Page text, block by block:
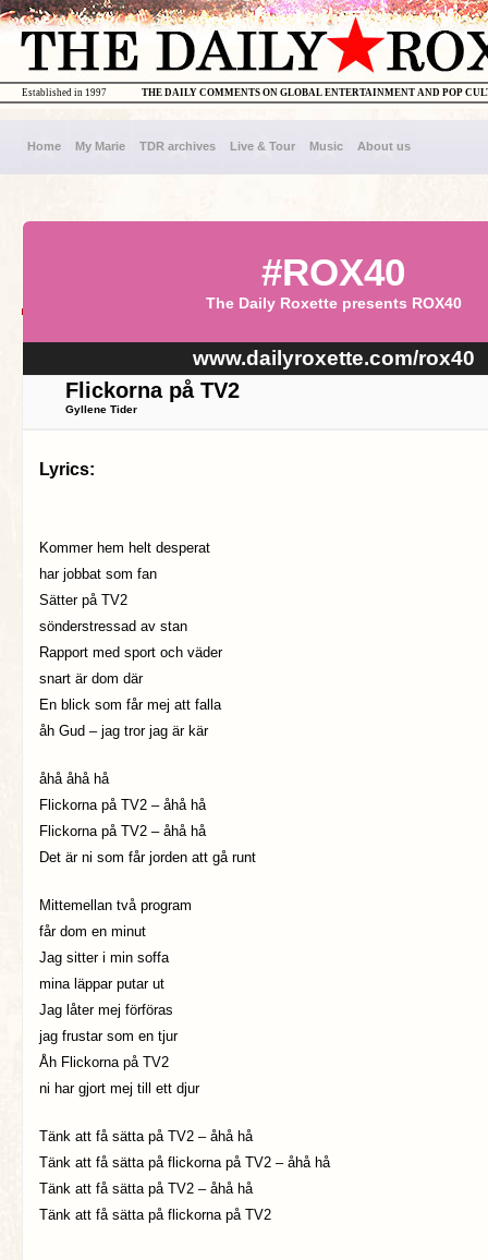
THE DAILY COMMENTS ON GLOBAL ENTERTAINMENT AND POP
Established in 1997
Home My Marie TDR archives Live & Tour Music About us
#ROX40
The Daily Roxette presents ROX40
www.dailyroxette.com/rox40
Flickorna på TV2
Gyllene Tider
Lyrics:
Kommer hem helt desperat
har jobbat som fan
Sätter på TV2
sönderstressad av stan
Rapport med sport och väder
snart är dom där
En blick som får mej att falla
åh Gud – jag tror jag är kär
åhå åhå hå
Flickorna på TV2 – åhå hå
Flickorna på TV2 – åhå hå
Det är ni som får jorden att gå runt
Mittemellan två program
får dom en minut
Jag sitter i min soffa
mina läppar putar ut
Jag låter mej förföras
jag frustar som en tjur
Åh Flickorna på TV2
ni har gjort mej till ett djur
Tänk att få sätta på TV2 – åhå hå
Tänk att få sätta på flickorna på TV2 – åhå hå
Tänk att få sätta på TV2 – åhå hå
Tänk att få sätta på flickorna på TV2